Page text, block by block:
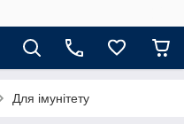
Для імунітету